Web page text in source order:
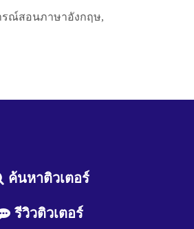
รณ์สอนภาษาอังกฤษ,
ค้นหาติวเตอร์
รีวิวติวเตอร์